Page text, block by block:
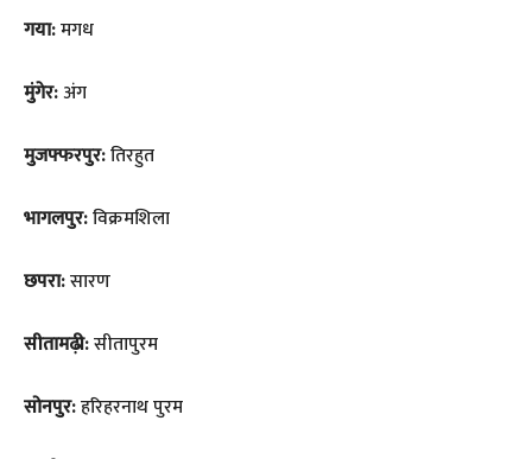
गया:मगध
मुंगेर:अंग
मुजफ्फरपुर:तिरहुत
भागलपुर:विक्रमशिला
छपरा:सारण
सीतामढ़ी:सीतापुरम
सोनपुर:हरिहरनाथ पुरम